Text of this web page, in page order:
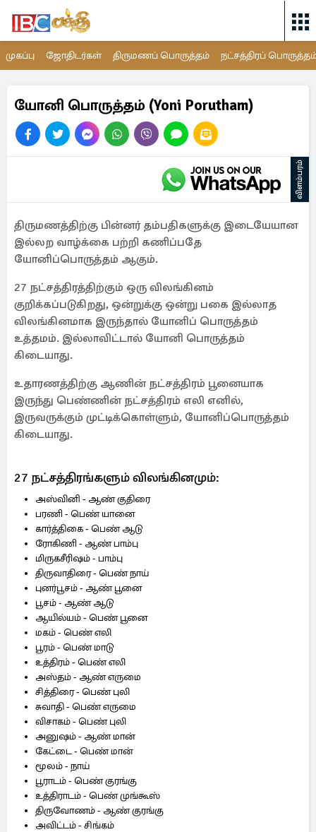
முகப்பு ஜோதிடர்கள் திருமணப் பொருத்தம் நட்சத்திரப்
யோனி பொருத்தம் (Yoni Porutham)
விளம்பரம்
திருமணத்திற்கு பின்னர் தம்பதிகளுக்கு இடையேயான
இல்லற வாழ்க்கை பற்றி கணிப்பதே
யோனிப்பொருத்தம் ஆகும்.
27 நட்சத்திரத்திற்கும் ஒரு விலங்கினம்
குறிக்கப்படுகிறது, ஒன்றுக்கு ஒன்று பகை இல்லாத
விலங்கினமாக இருந்தால் யோனிப் பொருத்தம்
உத்தமம். இல்லாவிட்டால் யோனி பொருத்தம்
கிடையாது.
உதாரணத்திற்கு ஆணின் நட்சத்திரம் பூனையாக
இருந்து பெண்ணின் நட்சத்திரம் எலி எனில்,
இருவருக்கும் முட்டிக்கொள்ளும், யோனிப்பொருத்தம்
கிடையாது.
27 நட்சத்திரங்களும் விலங்கினமும்:
அஸ்வினி - ஆண் குதிரை
பரணி - பெண் யானை
கார்த்திகை - பெண் ஆடு
ரோகிணி - ஆண் பாம்பு
மிருகசீரிஷம் - பாம்பு
திருவாதிரை - பெண் நாய்
புனர்பூசம் - ஆண் பூனை
பூசம் - ஆண் ஆடு
ஆயில்யம் - பெண் பூனை
மகம் - பெண் எலி
பூரம் - பெண் மாடு
உத்திரம் - பெண் எலி
அஸ்தம் - ஆண் எருமை
சித்திரை - பெண் புலி
சுவாதி - பெண் எருமை
விசாகம் - பெண் புலி
அனுஷம் - ஆண் மான்
கேட்டை - பெண் மான்
மூலம் - நாய்
பூராடம் - பெண் குரங்கு
உத்திராடம் - பெண் முங்கூஸ்
திருவோணம் - ஆண் குரங்கு
அவிட்டம் - சிங்கம்